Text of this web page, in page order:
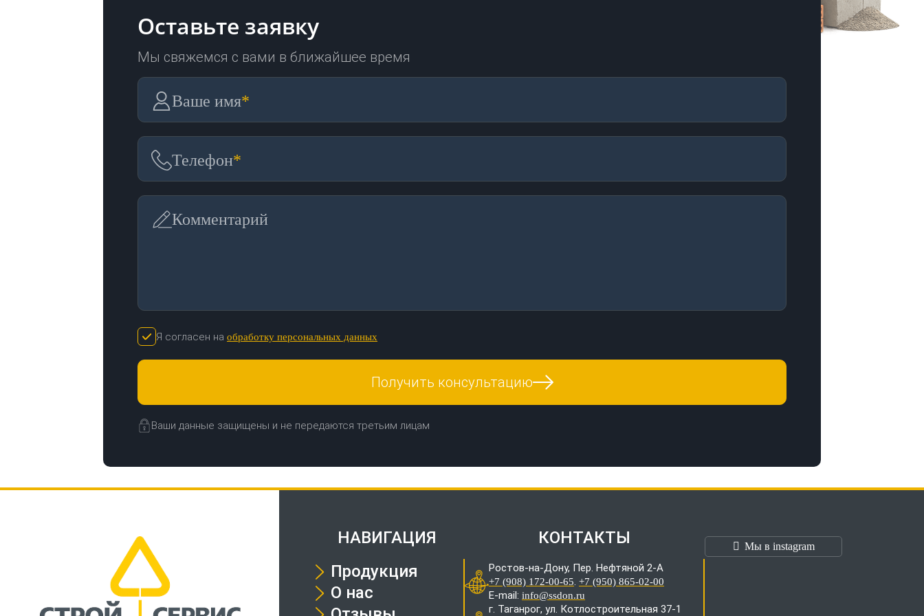
Оставьте заявку
Мы свяжемся с вами в ближайшее время
Ваше имя*
Телефон*
Комментарий
Я согласен на обработку персональных данных
Получить консультацию
Ваши данные защищены и не передаются третьим лицам
НАВИГАЦИЯ
Продукция
О нас
КОНТАКТЫ
Ростов-на-Дону, Пер. Нефтяной 2-А
+7 (908) 172-00-65. +7 (950) 865-02-00
E-mail: info@ssdon.ru
г. Таганрог, ул. Котлостроительная 37-1
Мы в instagram